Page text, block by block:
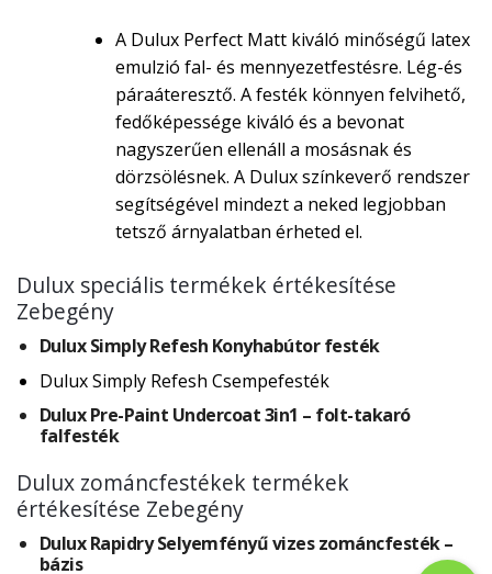
A Dulux Perfect Matt kiváló minőségű latex
emulzió fal- és mennyezetfestésre. Lég-és
páraáteresztő. A festék könnyen felvihető,
fedőképessége kiváló és a bevonat
nagyszerűen ellenáll a mosásnak és
dörzsölésnek. A Dulux színkeverő rendszer
segítségével mindezt a neked legjobban
tetsző árnyalatban érheted el.
Dulux speciális termékek értékesítése
Zebegény
Dulux Simply Refesh Konyhabútor festék
Dulux Simply Refesh Csempefesték
Dulux Pre-Paint Undercoat 3in1 – folt-takaró
falfesték
Dulux zománcfestékek termékek
értékesítése Zebegény
Dulux Rapidry Selyemfényű vizes zománcfesték –
bázis